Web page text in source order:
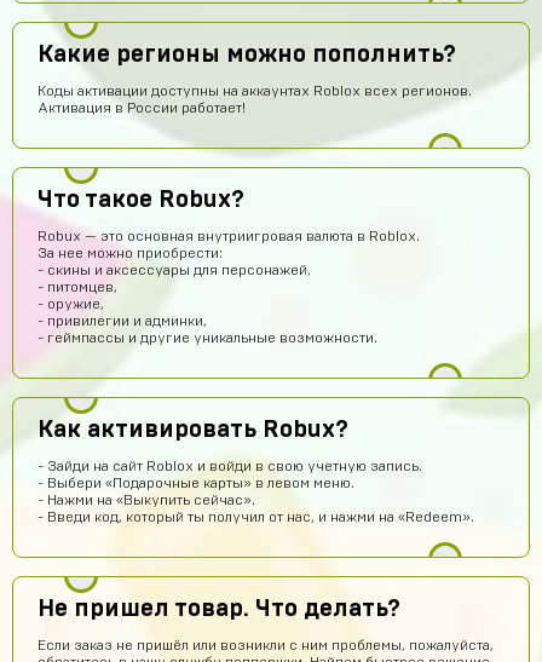
Какие регионы можно пополнить?
Коды активации доступны на аккаунтах Roblox всех регионов.
Активация в России работает!
Что такое Robux?
Robux — это основная внутриигровая валюта в Roblox.
За нее можно приобрести:
- скины и аксессуары для персонажей,
- питомцев,
- оружие,
- привилегии и админки,
- геймпассы и другие уникальные возможности.
Как активировать Robux?
- Зайди на сайт Roblox и войди в свою учетную запись.
- Выбери «Подарочные карты» в левом меню.
- Нажми на «Выкупить сейчас».
- Введи код, который ты получил от нас, и нажми на «Redeem».
Не пришел товар. Что делать?
Если заказ не пришёл или возникли с ним проблемы, пожалуйста,
Re:пингвин
Denisych Tablovsky
здравствуйте
arsenijmakarov719
сомневаеца берите не пожилеете
Савелий Попов
Я не знаю этот сайт первый раз купил вроде что-то
пришло
Данил Алашов
топппппп!